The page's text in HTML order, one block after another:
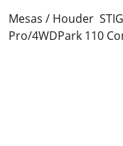
Mesas / Houder
Pro/4WDPark 110